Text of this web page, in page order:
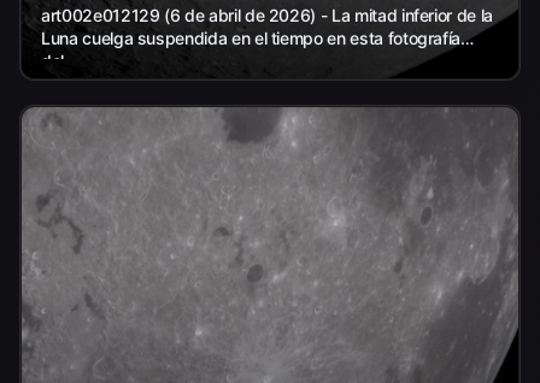
art002e012129 (6 de abril de 2026) - La mitad inferior de la
Luna cuelga suspendida en el tiempo en esta fotografía
del...